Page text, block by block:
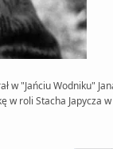
"Jańciu Wodniku"
w roli Stacha Japycza